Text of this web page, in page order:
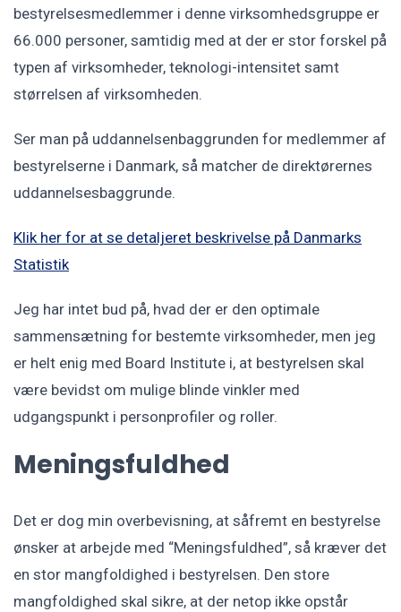
bestyrelsesmedlemmer i denne virksomhedsgruppe er
66.000 personer, samtidig med at der er stor forskel på
typen af virksomheder, teknologi-intensitet samt
størrelsen af virksomheden.
Ser man på uddannelsenbaggrunden for medlemmer af
bestyrelserne i Danmark, så matcher de direktørernes
uddannelsesbaggrunde.
Klik her for at se detaljeret beskrivelse på Danmarks
Statistik
Jeg har intet bud på, hvad der er den optimale
sammensætning for bestemte virksomheder, men jeg
er helt enig med Board Institute i, at bestyrelsen skal
være bevidst om mulige blinde vinkler med
udgangspunkt i personprofiler og roller.
Meningsfuldhed
Det er dog min overbevisning, at såfremt en bestyrelse
ønsker at arbejde med “Meningsfuldhed”, så kræver det
en stor mangfoldighed i bestyrelsen. Den store
mangfoldighed skal sikre, at der netop ikke opstår